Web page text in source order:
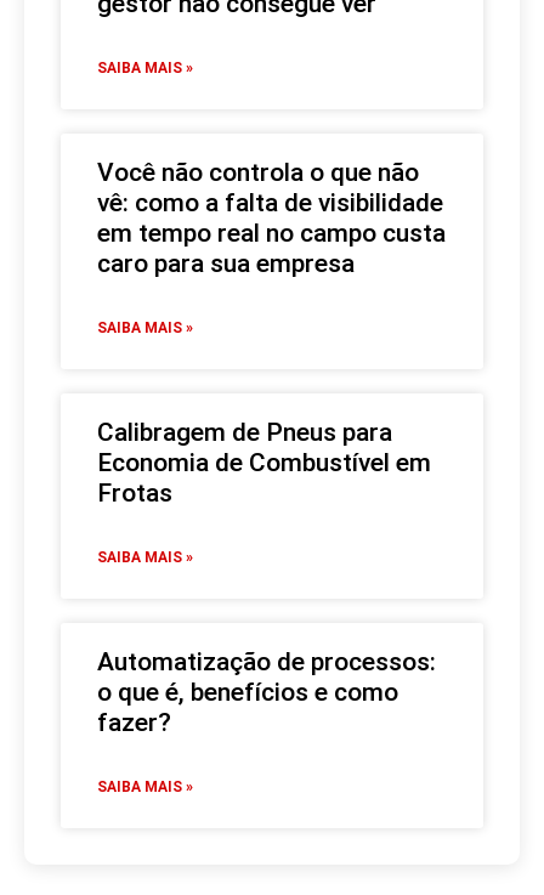
SAIBA MAIS »
Você não controla o que não
vê: como a falta de visibilidade
em tempo real no campo custa
caro para sua empresa
SAIBA MAIS »
Calibragem de Pneus para
Economia de Combustível em
Frotas
SAIBA MAIS »
Automatização de processos:
o que é, benefícios e como
fazer?
SAIBA MAIS »